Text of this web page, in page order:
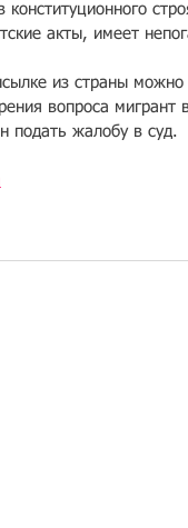
конституционного
акты, имеет
из ст­раны
вопроса мигрант
подать жал­обу в суд.